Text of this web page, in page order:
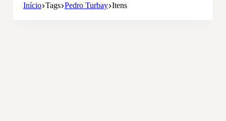
Início Tags Pedro Turbay Itens